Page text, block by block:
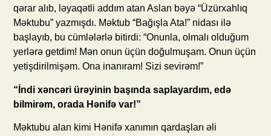
qərar alıb, ləyaqətli addım atan Aslan bəyə “Üzürxahlıq
Məktubu” yazmışdı. Məktub “Bağışla Ata!” nidası ilə
başlayıb, bu cümlələrlə bitirdi: “Onunla, olmalı olduğum
yerlərə getdim! Mən onun üçün doğulmuşam. Onun üçün
yetişdirilmişəm. Ona inanıram! Sizi sevirəm!”
“İndi xəncəri ürəyinin başında saplayardım, edə
bilmirəm, orada Hənifə var!”
Məktubu alan kimi Hənifə xanımın qardaşları əli